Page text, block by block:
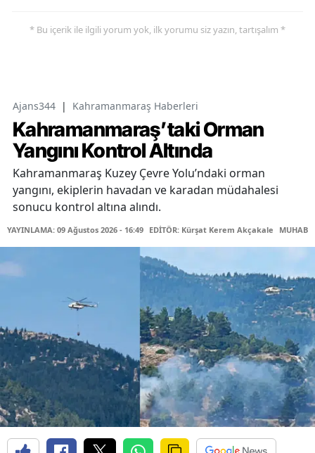
* Bu içerik ile ilgili yorum yok, ilk yorumu siz yazın, tartışalım *
Ajans344 | Kahramanmaraş Haberleri
Kahramanmaraş’taki Orman
Yangını Kontrol Altında
Kahramanmaraş Kuzey Çevre Yolu’ndaki orman
yangını, ekiplerin havadan ve karadan müdahalesi
sonucu kontrol altına alındı.
YAYINLAMA: 09 Ağustos 2026 - 16:49 EDİTÖR: Kürşat Kerem Akçakale